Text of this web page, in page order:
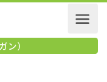
ガン）